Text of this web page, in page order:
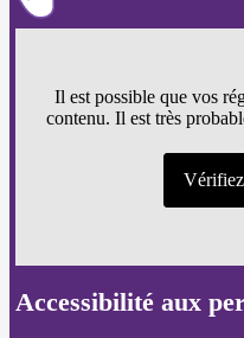
Il est possible que vos
contenu. Il est très
Vérifiez
Accessibilité aux